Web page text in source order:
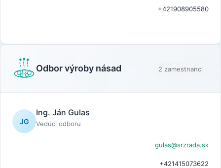
+421908905580
Odbor výroby násad 2 zamestnanci
JG
Ing. Ján Gulas
Vedúci odboru
gulas@srzrada.sk
+421415073622